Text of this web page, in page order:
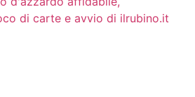
di carte e avvio di ilrubino.it